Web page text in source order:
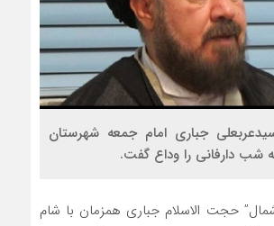
جباری امام جمعه شهرستان
شب دارفانی را وداع گفت.
حجت الاسلام جباری همزمان با شام